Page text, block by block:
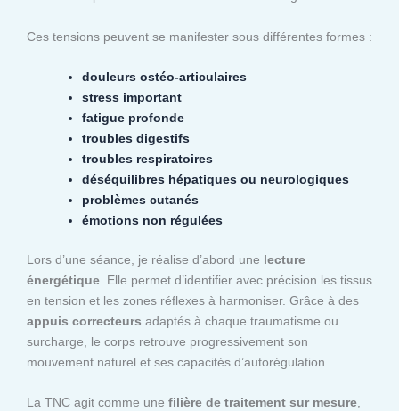
Ces tensions peuvent se manifester sous différentes formes :
douleurs ostéo-articulaires
stress important
fatigue profonde
troubles digestifs
troubles respiratoires
déséquilibres hépatiques ou neurologiques
problèmes cutanés
émotions non régulées
Lors d’une séance, je réalise d’abord une lecture
énergétique . Elle permet d’identifier avec précision les tissus
en tension et les zones réflexes à harmoniser. Grâce à des
appuis correcteurs adaptés à chaque traumatisme ou
surcharge, le corps retrouve progressivement son
mouvement naturel et ses capacités d’autorégulation.
La TNC agit comme une filière de traitement sur mesure,